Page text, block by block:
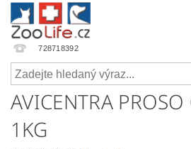
728718392
AVICENTRA PROSO
1KG